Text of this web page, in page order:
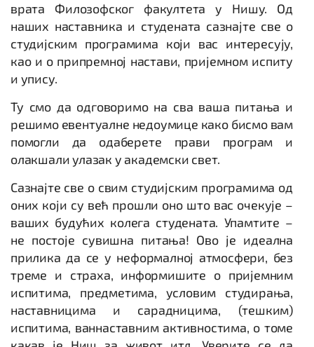
врата Филозофског факултета у Нишу. Од
наших наставника и студената сазнајте све о
студијским програмима који вас интересују,
као и о припремној настави, пријемном испиту
и упису.
Ту смо да одговоримо на сва ваша питања и
решимо евентуалне недоумице како бисмо вам
помогли да одаберете прави програм и
олакшали улазак у академски свет.
Сазнајте све о свим студијским програмима од
оних који су већ прошли оно што вас очекује –
ваших будућих колега студената. Упамтите –
не постоје сувишна питања! Ово је идеална
прилика да се у неформалној атмосфери, без
треме и страха, информишите о пријемним
испитима, предметима, условим студирања,
наставницима и сарадницима, (тешким)
испитима, ваннаставним активностима, о томе